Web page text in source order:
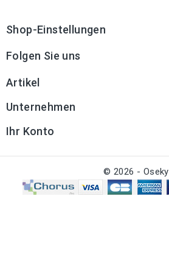
Shop-Einstellungen
Folgen Sie uns
Artikel
Unternehmen
Ihr Konto
© 2026 - Oseky